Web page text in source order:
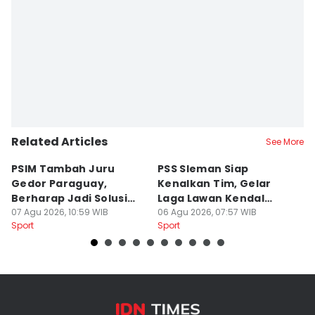
Related Articles See More
PSIM Tambah Juru
Gedor Paraguay,
Berharap Jadi Solusi
Minimnya Pencetak Gol
07 Agu 2026, 10:59 WIB
Sport
PSS Sleman Siap
Kenalkan Tim, Gelar
Laga Lawan Kendal
Tornado FC
06 Agu 2026, 07:57 WIB
Sport